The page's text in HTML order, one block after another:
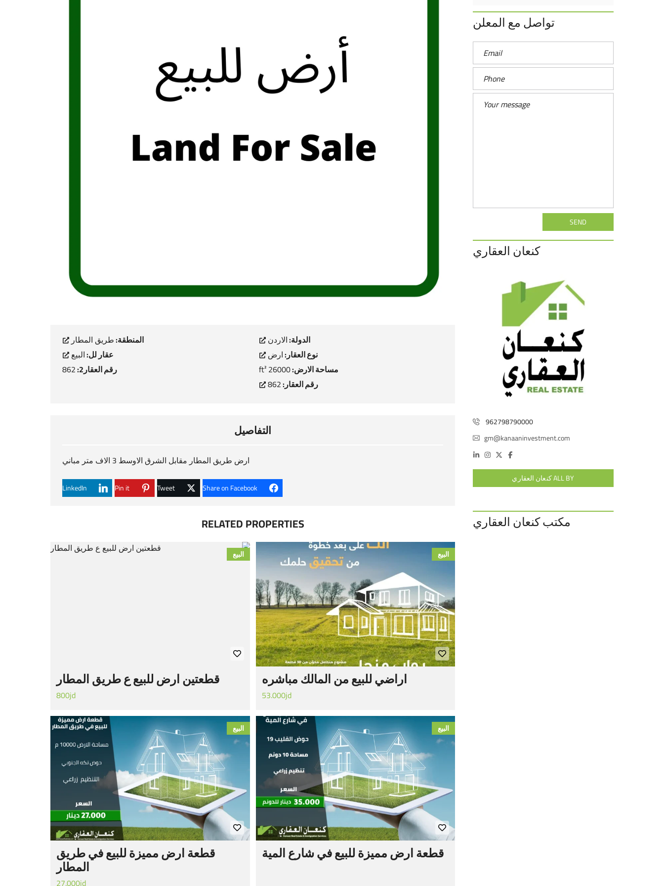
الدولة:الاردن المنطقة:طريق المطار
نوع العقار:ارض عقار لل:البيع
مساحة الارض:26000 ft² رقم العقار2: 862
رقم العقار:862
التفاصيل
ارض طريق المطار مقابل الشرق الاوسط 3 الاف متر مباني
Share on Facebook
Tweet
Pin it
LinkedIn
RELATED PROPERTIES
البيع
اراضي للبيع من المالك مباشره
53.000jd
البيع
قطعتين ارض للبيع ع طريق المطار
800jd
البيع
قطعة ارض مميزة للبيع في شارع المية
البيع
قطعة ارض مميزة للبيع في طريق
المطار
تواصل مع المعلن
SEND
كنعان العقاري
962798790000
gm@kanaaninvestment.com
ALL BY كنعان العقاري
مكتب كنعان العقاري